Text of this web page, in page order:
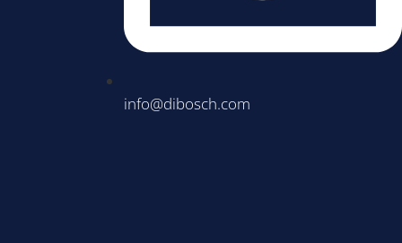
info@dibosch.com